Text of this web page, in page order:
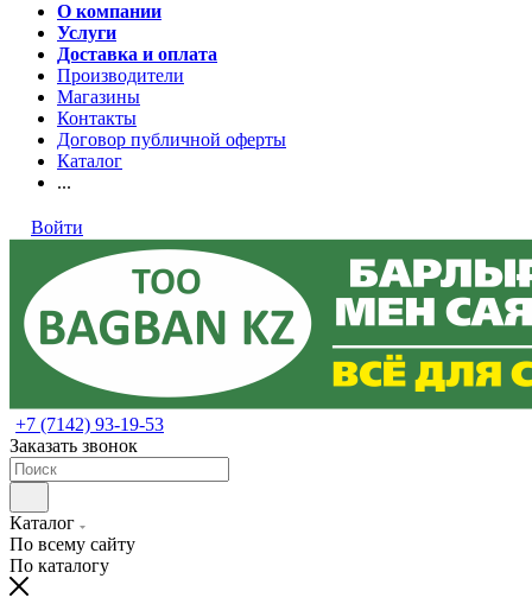
О компании
Услуги
Доставка и оплата
Производители
Магазины
Контакты
Договор публичной оферты
Каталог
...
Войти
+7 (7142) 93-19-53
Заказать звонок
Каталог
По всему сайту
По каталогу